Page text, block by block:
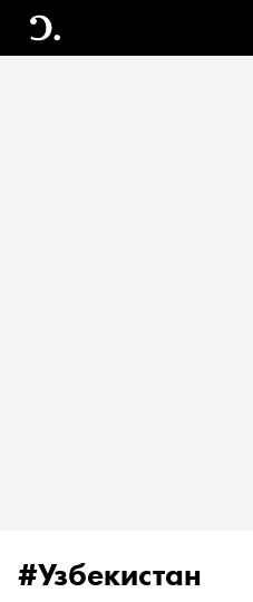
#Узбекистан